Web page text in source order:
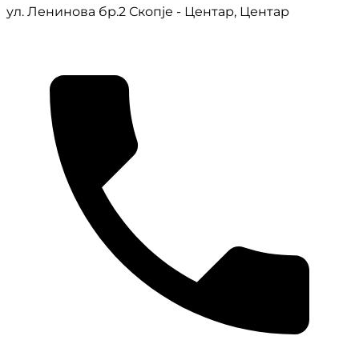
ул. Ленинова бр.2 Скопје - Центар, Центар